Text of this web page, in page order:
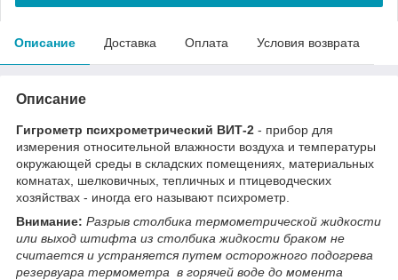
Описание Доставка Оплата Условия возврата
Описание
Гигрометр психрометрический ВИТ-2 - прибор для
измерения относительной влажности воздуха и температуры
окружающей среды в складских помещениях, материальных
комнатах, шелковичных, тепличных и птицеводческих
хозяйствах - иногда его называют психрометр.
Внимание: Разрыв столбика термометрической жидкости
или выход штифта из столбика жидкости браком не
считается и устраняется путем осторожного подогрева
резервуара термометра в горячей воде до момента